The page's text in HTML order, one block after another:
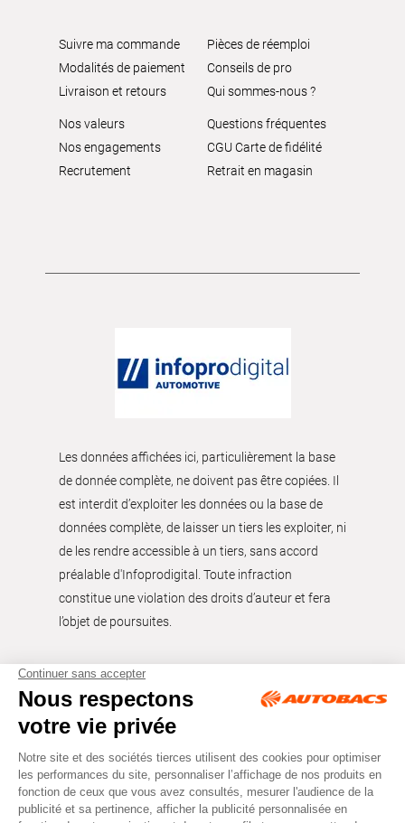
Suivre ma commande
Modalités de paiement
Livraison et retours
Pièces de réemploi
Conseils de pro
Qui sommes-nous ?
Nos valeurs
Nos engagements
Recrutement
Questions fréquentes
CGU Carte de fidélité
Retrait en magasin
Les données affichées ici, particulièrement la base
de donnée complète, ne doivent pas être copiées. Il
est interdit d’exploiter les données ou la base de
données complète, de laisser un tiers les exploiter, ni
de les rendre accessible à un tiers, sans accord
préalable d'Infoprodigital. Toute infraction
constitue une violation des droits d’auteur et fera
l’objet de poursuites.
Tous droits réservés © Autobacs